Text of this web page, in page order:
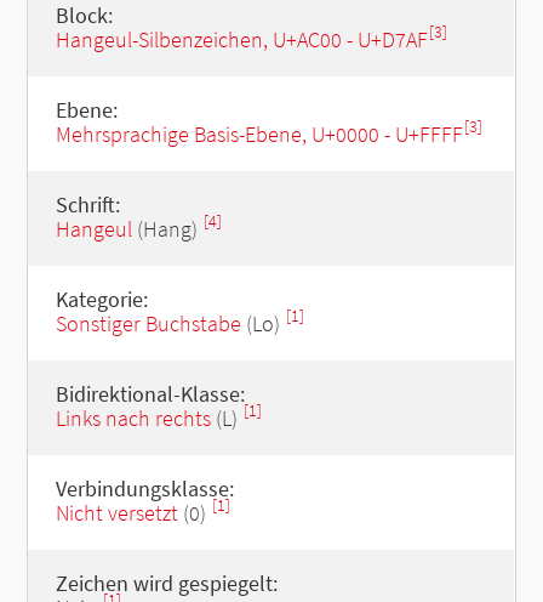
Block:
Hangeul-Silbenzeichen, U+AC00 - U+D7AF[3]
Ebene:
Mehrsprachige Basis-Ebene, U+0000 - U+FFFF[3]
Schrift:
Hangeul(Hang) [4]
Kategorie:
Sonstiger Buchstabe (Lo) [1]
Bidirektional-Klasse:
Links nach rechts(L) [1]
Verbindungsklasse:
Nicht versetzt(0) [1]
Zeichen wird gespiegelt: